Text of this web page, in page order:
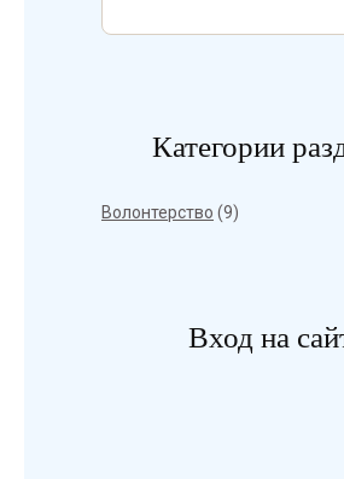
Категории
Волонтерство (9)
Вход на